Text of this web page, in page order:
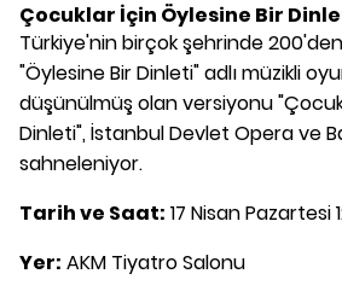
Çocuklar İçin Öylesine Bir
Türkiye'nin birçok şehrinde
"Öylesine Bir Dinleti" adlı müzikli
düşünülmüş olan versiyonu
Dinleti", İstanbul Devlet Opera ve
sahneleniyor.
Tarih ve Saat: 17 Nisan Pazartesi
Yer: AKM Tiyatro Salonu